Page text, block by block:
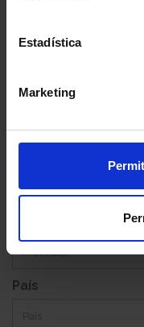
Estadística
Marketing
Código postal
País